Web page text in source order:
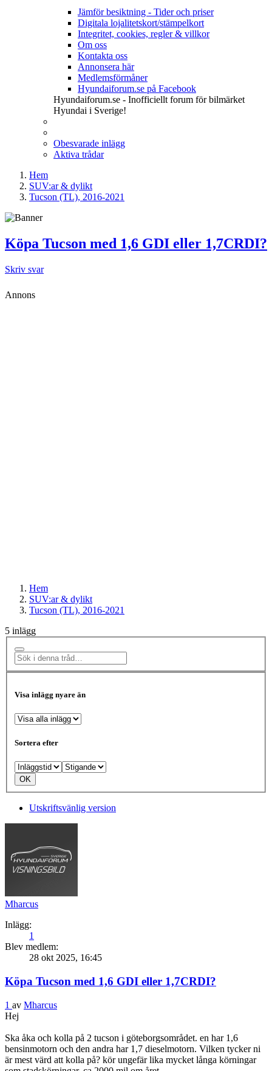
Jämför besiktning - Tider och priser
Digitala lojalitetskort/stämpelkort
Integritet, cookies, regler & villkor
Om oss
Kontakta oss
Annonsera här
Medlemsförmåner
Hyundaiforum.se på Facebook
Hyundaiforum.se - Inofficiellt forum för bilmärket
Hyundai i Sverige!
Obesvarade inlägg
Aktiva trådar
Hem
SUV:ar & dylikt
Tucson (TL), 2016-2021
Köpa Tucson med 1,6 GDI eller 1,7CRDI?
Skriv svar
Annons
Hem
SUV:ar & dylikt
Tucson (TL), 2016-2021
5 inlägg
Visa inlägg nyare än
Sortera efter
Utskriftsvänlig version
Mharcus
Inlägg:
1
Blev medlem:
28 okt 2025, 16:45
Köpa Tucson med 1,6 GDI eller 1,7CRDI?
1 av Mharcus
Hej
Ska åka och kolla på 2 tucson i göteborgsområdet. en har 1,6
bensinmotorn och den andra har 1,7 dieselmotorn. Vilken tycker ni
är mest värd att kolla på? kör ungefär lika mycket långa körningar